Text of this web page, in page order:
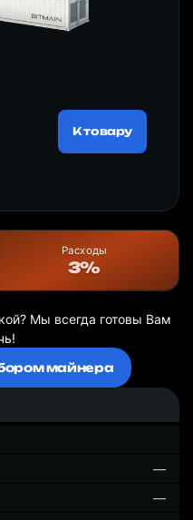
К товару
Расходы
3%
Мы всегда готовы Вам
майнера
—
—